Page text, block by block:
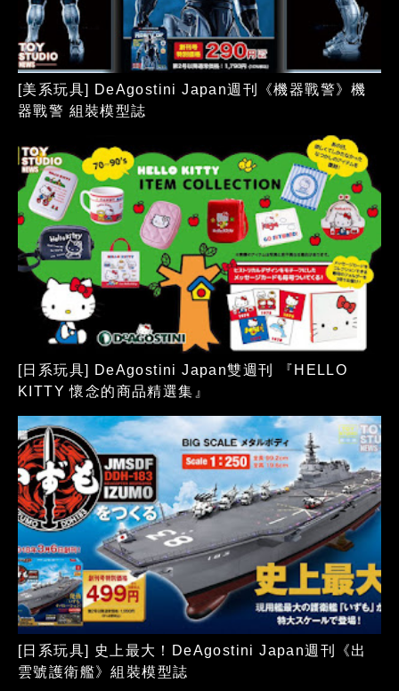
[美系玩具] DeAgostini Japan週刊《機器戰警》機
器戰警 組裝模型誌
[日系玩具] DeAgostini Japan雙週刊 『HELLO
KITTY 懷念的商品精選集』
[日系玩具] 史上最大！DeAgostini Japan週刊《出
雲號護衛艦》組裝模型誌